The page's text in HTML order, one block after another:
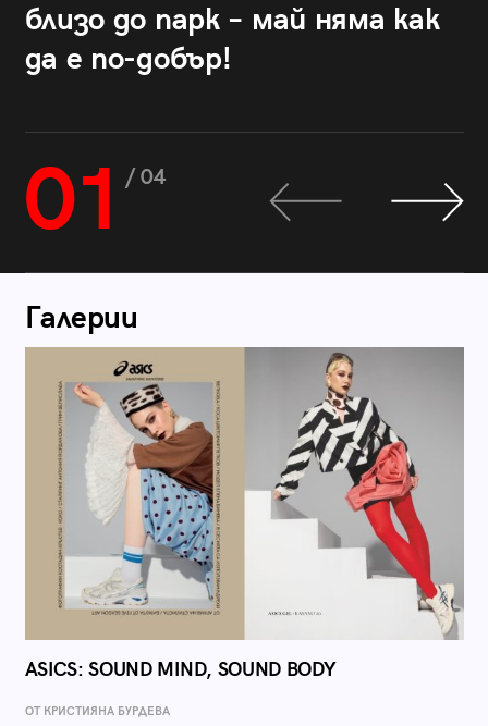
близо до парк – май няма как
да е по-добър!
01 / 04
Галерии
ASICS: SOUND MIND, SOUND BODY
ОТ КРИСТИЯНА БУРДЕВА